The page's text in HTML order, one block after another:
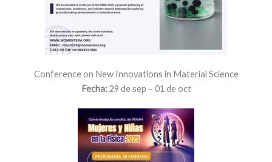
Conference on New Innovations in Material Science
Fecha:29 de sep – 01 de oct